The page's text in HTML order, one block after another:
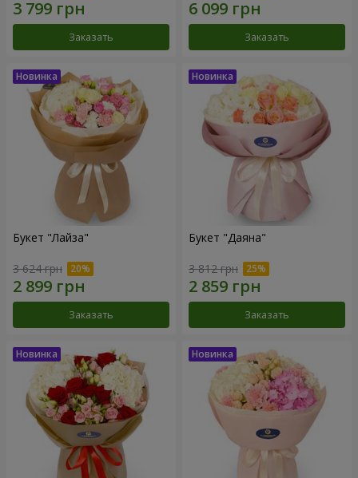
Заказать Заказать
Букет "Лайза"
3 624 грн
Заказать
Букет "Даяна"
3 812 грн
Заказать